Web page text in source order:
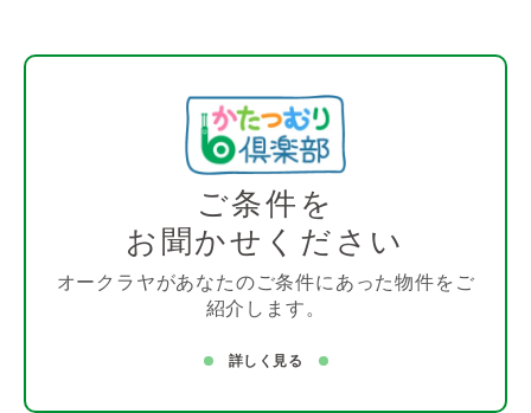
ご条件を
お聞かせください
オークラヤがあなたのご条件にあった物件をご
紹介します。
詳しく見る